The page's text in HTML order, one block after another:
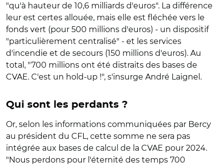
"qu'à hauteur de 10,6 milliards d'euros". La différence
leur est certes allouée, mais elle est fléchée vers le
fonds vert (pour 500 millions d'euros) - un dispositif
"particulièrement centralisé" - et les services
d'incendie et de secours (150 millions d'euros). Au
total, "700 millions ont été distraits des bases de
CVAE. C'est un hold-up !", s'insurge André Laignel.
Qui sont les perdants ?
Or, selon les informations communiquées par Bercy
au président du CFL, cette somme ne sera pas
intégrée aux bases de calcul de la CVAE pour 2024.
"Nous perdons pour l'éternité des temps 700